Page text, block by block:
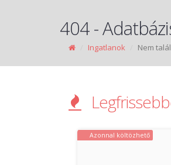
404 -
Ingatlanok Nem
Azonnal költözhető